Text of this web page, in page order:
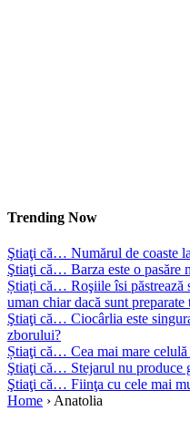
Trending Now
Ştiaţi că… Numărul de coaste
Ştiaţi că… Barza este o pasăre
Știați că… Roşiile îsi păstrează
uman chiar dacă sunt preparate
Ştiaţi că… Ciocârlia este
zborului?
Știaţi că… Cea mai mare
Ştiaţi că… Stejarul nu produce
Ştiaţi că… Fiinţa cu cele mai
Home ›Anatolia